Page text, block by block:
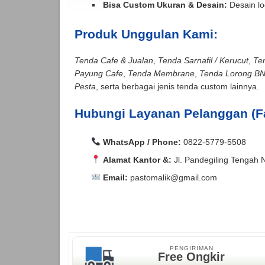
Bisa Custom Ukuran & Desain: Desain
Produk Unggulan Kami:
Tenda Cafe & Jualan Tenda Sarnafil / Kerucut,
Payung Cafe, Tenda Membrane, Tenda Lorong
Pesta , serta berbagai jenis tenda custom lainnya.
Hubungi Layanan Pelanggan
WhatsApp / Phone: 0822-5779-5508
Alamat Kantor &: Jl. Pandegiling Tengah
Email: pastomalik@gmail.com
Bantul, Banyu Asin, Banyumas,
Bara, Baubau, Bekasi, Belitung, Belitung
Utara, Berau, Biak Numfor, Bima, Binjai,
Kepulauan, Bangka, Bangka Barat, Bangka
Bantul, Banyu Asin, Banyumas,
Bara, Baubau, Bekasi, Belitung, Belitung
PENGIRIMAN
Free Ongkir